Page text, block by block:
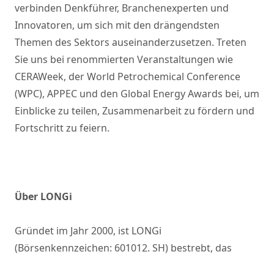
verbinden Denkführer, Branchenexperten und
Innovatoren, um sich mit den drängendsten
Themen des Sektors auseinanderzusetzen. Treten
Sie uns bei renommierten Veranstaltungen wie
CERAWeek, der World Petrochemical Conference
(WPC), APPEC und den Global Energy Awards bei, um
Einblicke zu teilen, Zusammenarbeit zu fördern und
Fortschritt zu feiern.
Über LONGi
Gründet im Jahr 2000, ist LONGi
(Börsenkennzeichen: 601012. SH) bestrebt, das